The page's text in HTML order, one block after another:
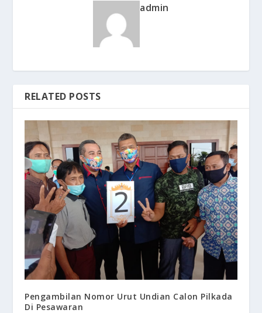
admin
RELATED POSTS
Pengambilan Nomor Urut Undian Calon Pilkada
Di Pesawaran